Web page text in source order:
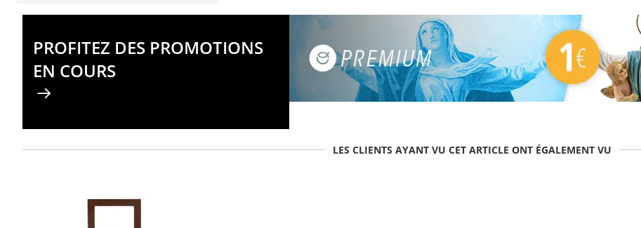
PROFITEZ DES PROMOTIONS
EN COURS
LES CLIENTS AYANT VU CET ARTICLE ONT ÉGALEMENT VU